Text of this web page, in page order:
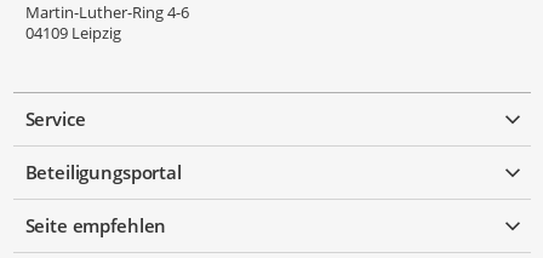
Martin-Luther-Ring 4-6
04109 Leipzig
Service
Beteiligungsportal
Seite empfehlen